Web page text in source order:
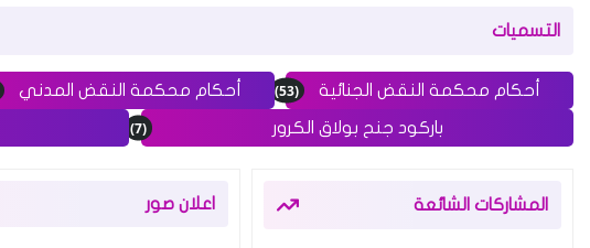
التسميات
أحكام محكمة النقض الجنائية (53) أحكام محكمة النقض المدني
باركود جنح بولاق الكرور (7)
المشاركات الشائعة اعلان صور